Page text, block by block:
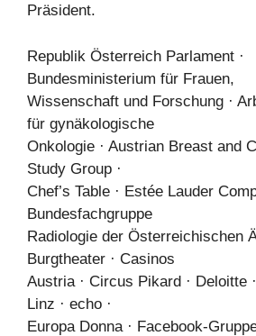
Präsident.
Republik Österreich Parlament ·
Bundesministerium für Frauen,
Wissenschaft und Forschung ·
für gynäkologische
Onkologie · Austrian Breast and
Study Group ·
Chef’s Table · Estée Lauder
Bundesfachgruppe
Radiologie der Österreichischen
Burgtheater · Casinos
Austria · Circus Pikard · Deloitte
Linz · echo ·
Europa Donna · Facebook-